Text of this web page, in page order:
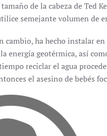
de la cabeza de Ted
semejante volumen de
cambio, ha hecho instalar
energía geotérmica, así
reciclar el agua
el asesino de bebés